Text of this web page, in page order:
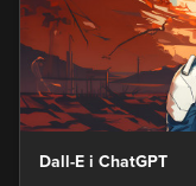
Dall-E i ChatGPT